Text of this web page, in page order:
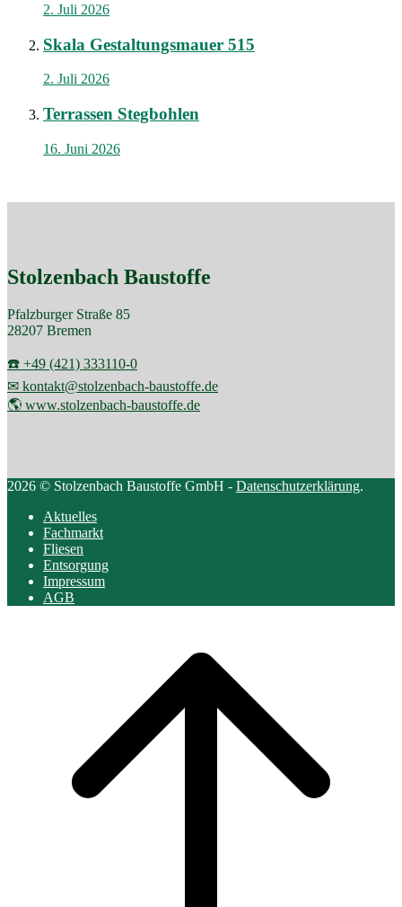
2. Juli 2026
Skala Gestaltungsmauer 515
2. Juli 2026
Terrassen Stegbohlen
16. Juni 2026
Stolzenbach Baustoffe
Pfalzburger Straße 85
28207 Bremen
☎️ +49 (421) 333110-0
✉ kontakt@stolzenbach-baustoffe.de
🌎 www.stolzenbach-baustoffe.de
2026 © Stolzenbach Baustoffe GmbH - Datenschutzerklärung.
Aktuelles
Fachmarkt
Fliesen
Entsorgung
Impressum
AGB